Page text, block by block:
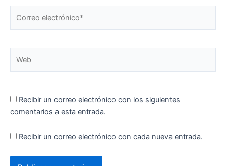
electrónico*
Recibir un correo electrónico con los siguientes
comentarios a esta entrada.
Recibir un correo electrónico con cada nueva entrada.